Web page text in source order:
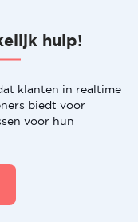
hulp!
klanten in realtime
biedt voor
voor hun